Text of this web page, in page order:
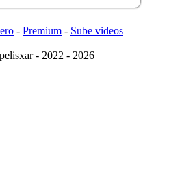
- Premium- Sube videos
- 2022 - 2026